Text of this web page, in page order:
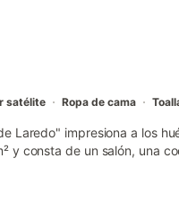
satélite Ropa de cama
Laredo" impresiona a los
y consta de un salón, una
eléctrica, una
cuna y una trona bajo